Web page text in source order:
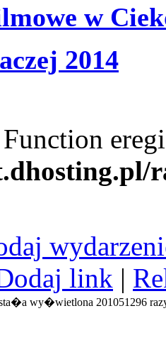
w
2014
link |
wy�wietlona 201051296